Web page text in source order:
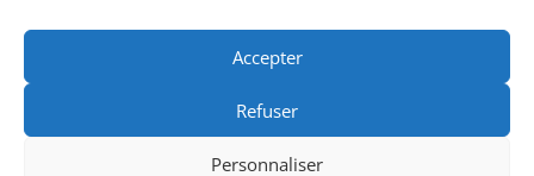
Accepter
Refuser
Personnaliser
Horaire d’ouverture de l’accueil et de l’état-civil :
Lundi, Mardi, Mercredi, Jeudi, vendredi 8h – 12h / 13h30 –
17h30